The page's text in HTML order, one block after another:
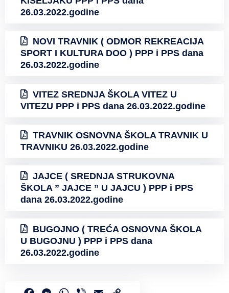
26.03.2022.godine
NOVI TRAVNIK ( ODMOR REKREACIJA
SPORT I KULTURA DOO ) PPP i PPS dana
26.03.2022.godine
VITEZ SREDNJA ŠKOLA VITEZ U
VITEZU PPP i PPS dana 26.03.2022.godine
TRAVNIK OSNOVNA ŠKOLA TRAVNIK U
TRAVNIKU 26.03.2022.godine
JAJCE ( SREDNJA STRUKOVNA
ŠKOLA ” JAJCE ” U JAJCU ) PPP i PPS
dana 26.03.2022.godine
BUGOJNO ( TREĆA OSNOVNA ŠKOLA
U BUGOJNU ) PPP i PPS dana
26.03.2022.godine